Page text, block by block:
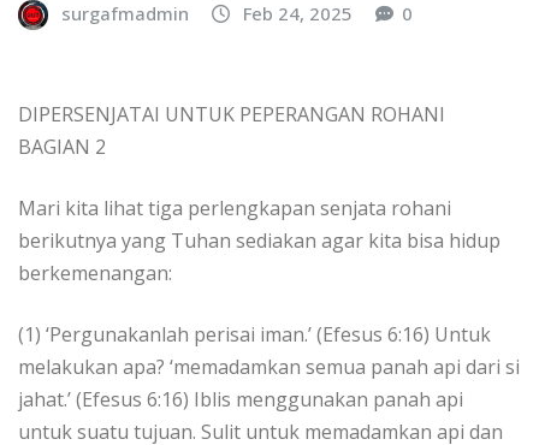
surgafmadmin Feb 24, 2025 0
DIPERSENJATAI UNTUK PEPERANGAN ROHANI
BAGIAN 2
Mari kita lihat tiga perlengkapan senjata rohani
berikutnya yang Tuhan sediakan agar kita bisa hidup
berkemenangan:
(1) ‘Pergunakanlah perisai iman.’ (Efesus 6:16) Untuk
melakukan apa? ‘memadamkan semua panah api dari si
jahat.’ (Efesus 6:16) Iblis menggunakan panah api
untuk suatu tujuan. Sulit untuk memadamkan api dan